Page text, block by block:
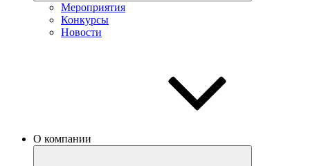
Мероприятия
Конкурсы
Новости
О компании